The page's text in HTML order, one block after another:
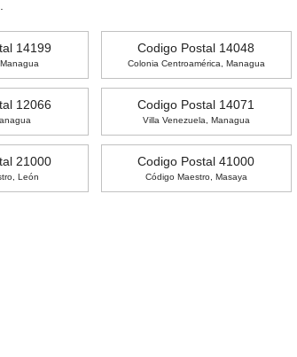
14199 Codigo Postal 14048
Colonia Centroamérica, Managua
12066 Codigo Postal 14071
Villa Venezuela, Managua
21000
León
Codigo Postal 41000
Código Maestro, Masaya